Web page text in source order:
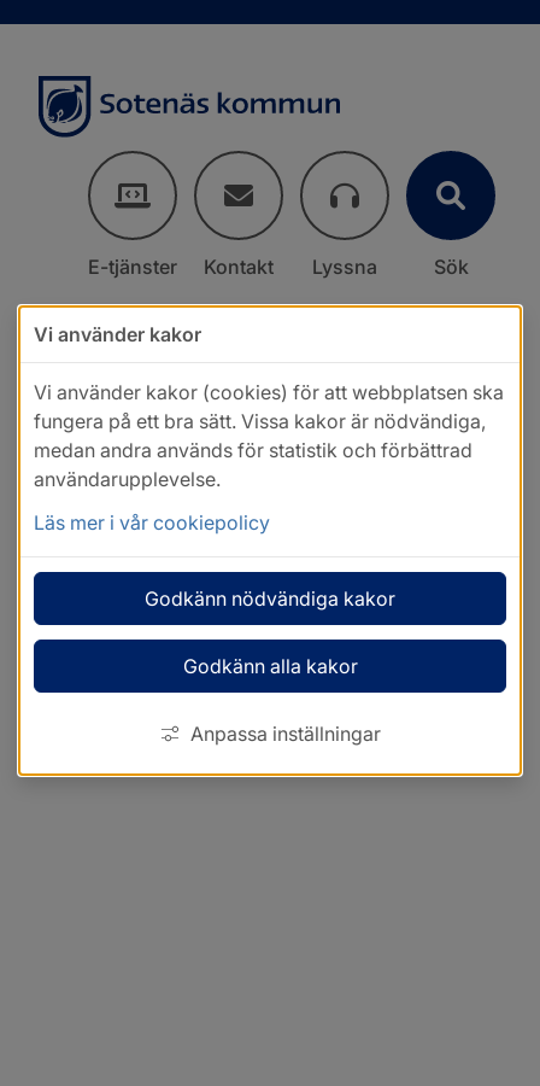
E-tjänster Kontakt Lyssna Sök
Vi använder kakor
Vi använder kakor (cookies) för att webbplatsen ska
fungera på ett bra sätt. Vissa kakor är nödvändiga,
medan andra används för statistik och förbättrad
användarupplevelse.
Läs mer i vår cookiepolicy
Godkänn nödvändiga kakor
Godkänn alla kakor
Anpassa inställningar